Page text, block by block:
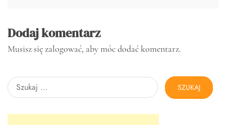
Dodaj komentarz
Musisz sięzalogować, aby móc dodać komentarz.
Szukaj: